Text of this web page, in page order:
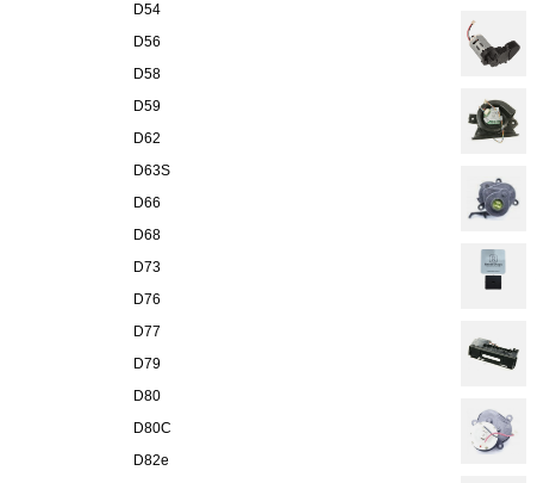
D54
D56
D58
D59
D62
D63S
D66
D68
D73
D76
D77
D79
D80
D80C
D82e